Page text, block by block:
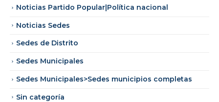
Noticias Partido Popular|Política nacional
Noticias Sedes
Sedes de Distrito
Sedes Municipales
Sedes Municipales>Sedes municipios completas
Sin categoría